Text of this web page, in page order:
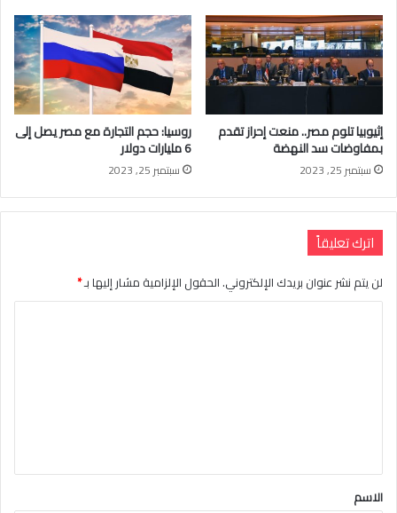
إثيوبيا تلوم مصر.. منعت إحراز تقدم
بمفاوضات سد النهضة
سبتمبر 25, 2023
روسيا: حجم التجارة مع مصر يصل إلى
6 مليارات دولار
سبتمبر 25, 2023
اترك تعليقاً
لن يتم نشر عنوان بريدك الإلكتروني.الحقول الإلزامية مشار إليها بـ*
ق
*
الاسم